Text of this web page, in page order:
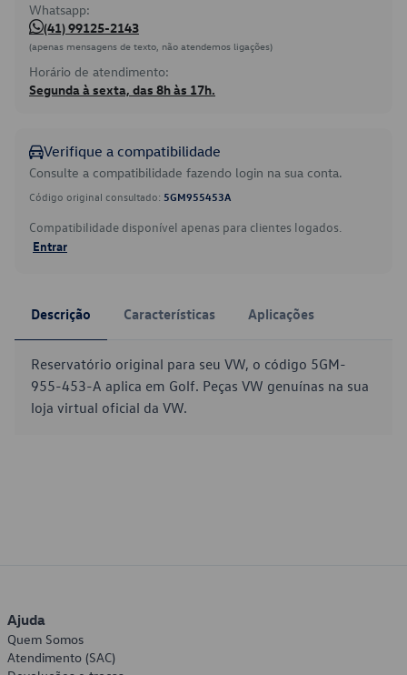
Whatsapp:
(41) 99125-2143
(apenas mensagens de texto, não atendemos ligações)
Horário de atendimento:
Segunda à sexta, das 8h às 17h.
Verifique a compatibilidade
Consulte a compatibilidade fazendo login na sua conta.
Código original consultado: 5GM955453A
Compatibilidade disponível apenas para clientes logados.
Entrar
Descrição Características Aplicações
Reservatório original para seu VW, o código 5GM-
955-453-A aplica em Golf. Peças VW genuínas na sua
loja virtual oficial da VW.
Ajuda
Quem Somos
Atendimento (SAC)